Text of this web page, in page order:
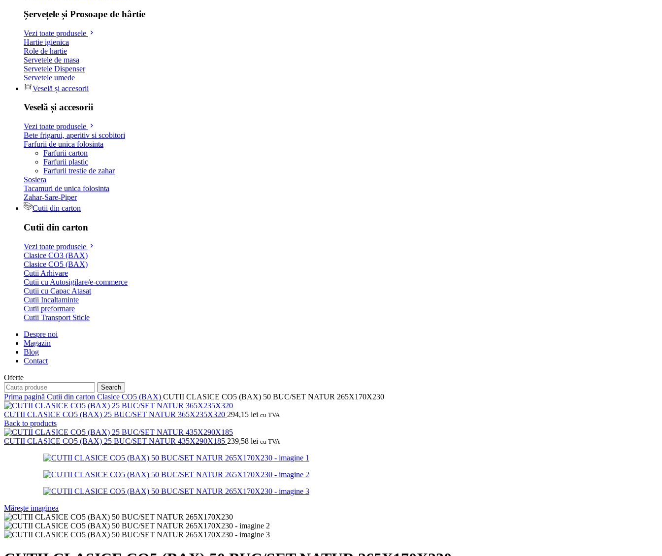
Șervețele și Prosoape de hârtie
Vezi toate produsele
Hartie igienica
Role de hartie
Servetele de masa
Servetele Dispenser
Servetele umede
Veselă și accesorii
Veselă și accesorii
Vezi toate produsele
Bete frigarui, aperitiv si scobitori
Farfurii de unica folosinta
Farfurii carton
Farfurii plastic
Farfurii trestie de zahar
Sosiera
Tacamuri de unica folosinta
Zahar-Sare-Piper
Cutii din carton
Cutii din carton
Vezi toate produsele
Clasice CO3 (BAX)
Clasice CO5 (BAX)
Cutii Arhivare
Cutii cu Autosigilare/e-commerce
Cutii cu Capac Atasat
Cutii Incaltaminte
Cutii preformare
Cutii Transport Sticle
Despre noi
Magazin
Blog
Contact
Oferte
Search
Prima pagină Cutii din carton Clasice CO5 (BAX) CUTII CLASICE CO5 (BAX) 50 BUC/SET NATUR 265X170X230
CUTII CLASICE CO5 (BAX) 25 BUC/SET NATUR 365X235X320 294,15 lei cu TVA
Back to products
CUTII CLASICE CO5 (BAX) 25 BUC/SET NATUR 435X290X185 239,58 lei cu TVA
Mărește imaginea